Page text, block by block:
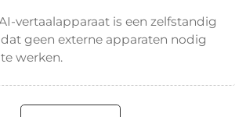
vertaalapparaat is een zelfstandig
geen externe apparaten nodig
werken.